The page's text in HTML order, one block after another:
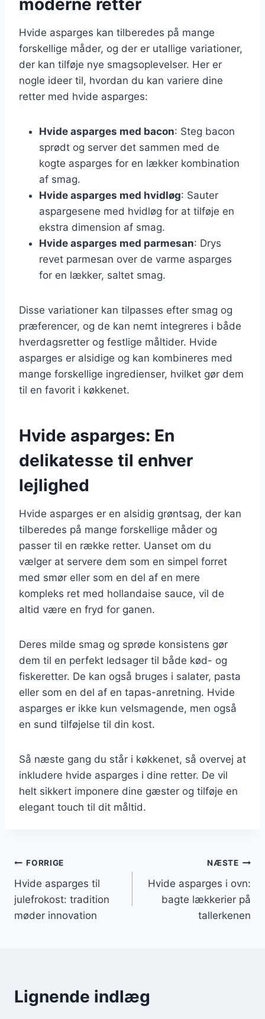
Hvide asparges kan tilberedes på mange
forskellige måder, og der er utallige variationer,
der kan tilføje nye smagsoplevelser. Her er
nogle ideer til, hvordan du kan variere dine
retter med hvide asparges:
Hvide asparges med bacon: Steg bacon
sprødt og server det sammen med de
kogte asparges for en lækker kombination
af smag.
Hvide asparges med hvidløg: Sauter
aspargesene med hvidløg for at tilføje en
ekstra dimension af smag.
Hvide asparges med parmesan: Drys
revet parmesan over de varme asparges
for en lækker, saltet smag.
Disse variationer kan tilpasses efter smag og
præferencer, og de kan nemt integreres i både
hverdagsretter og festlige måltider. Hvide
asparges er alsidige og kan kombineres med
mange forskellige ingredienser, hvilket gør dem
til en favorit i køkkenet.
Hvide asparges: En
delikatesse til enhver
lejlighed
Hvide asparges er en alsidig grøntsag, der kan
tilberedes på mange forskellige måder og
passer til en række retter. Uanset om du
vælger at servere dem som en simpel forret
med smør eller som en del af en mere
kompleks ret med hollandaise sauce, vil de
altid være en fryd for ganen.
Deres milde smag og sprøde konsistens gør
dem til en perfekt ledsager til både kød- og
fiskeretter. De kan også bruges i salater, pasta
eller som en del af en tapas-anretning. Hvide
asparges er ikke kun velsmagende, men også
en sund tilføjelse til din kost.
Så næste gang du står i køkkenet, så overvej at
inkludere hvide asparges i dine retter. De vil
helt sikkert imponere dine gæster og tilføje en
elegant touch til dit måltid.
Indlægsnavigation
FORRIGE
Hvide asparges til
julefrokost: tradition
møder innovation
NÆSTE
Hvide asparges i ovn:
bagte lækkerier på
tallerkenen
Lignende indlæg